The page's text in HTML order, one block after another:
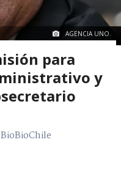
AGENCIA UNO.
para
y